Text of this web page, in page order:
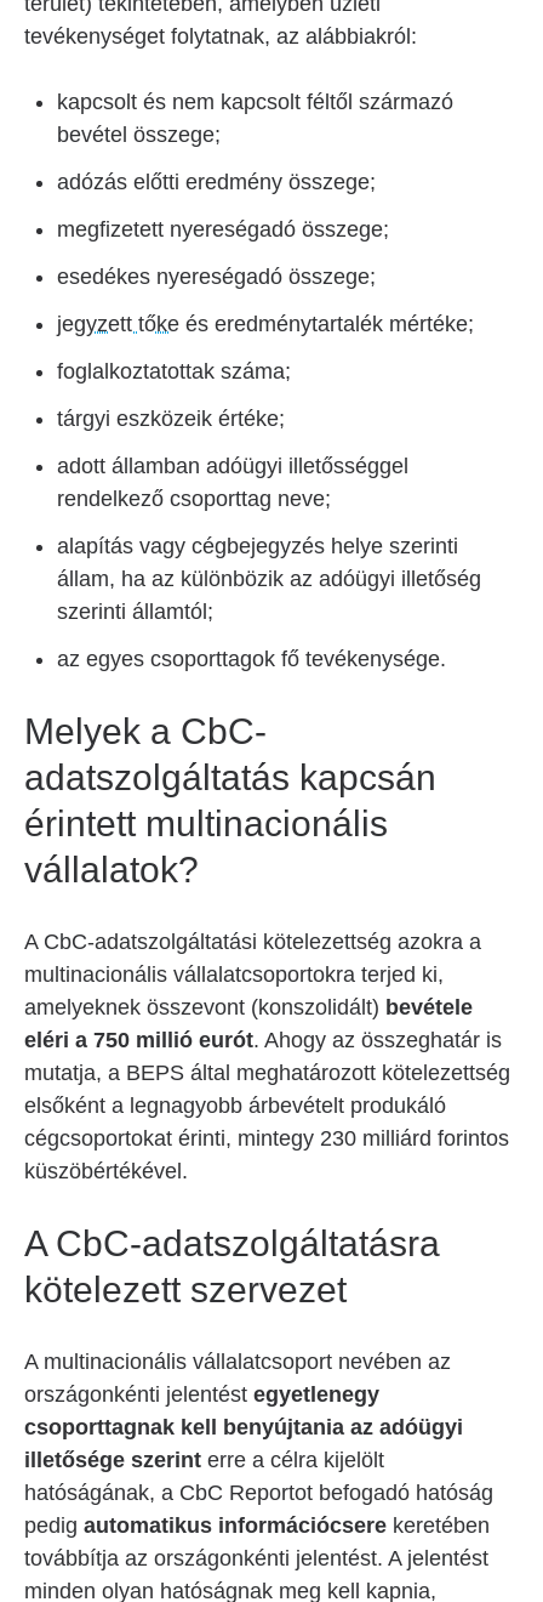
tevékenységet folytatnak, az alábbiakról:
kapcsolt és nem kapcsolt féltől származó
bevétel összege;
adózás előtti eredmény összege;
megfizetett nyereségadó összege;
esedékes nyereségadó összege;
jegyzett tőke és eredménytartalék mértéke;
foglalkoztatottak száma;
tárgyi eszközeik értéke;
adott államban adóügyi illetősséggel
rendelkező csoporttag neve;
alapítás vagy cégbejegyzés helye szerinti
állam, ha az különbözik az adóügyi illetőség
szerinti államtól;
az egyes csoporttagok fő tevékenysége.
Melyek a CbC-
adatszolgáltatás kapcsán
érintett multinacionális
vállalatok?
A CbC-adatszolgáltatási kötelezettség azokra a
multinacionális vállalatcsoportokra terjed ki,
amelyeknek összevont (konszolidált) bevétele
eléri a 750 millió eurót. Ahogy az összeghatár is
mutatja, a BEPS által meghatározott kötelezettség
elsőként a legnagyobb árbevételt produkáló
cégcsoportokat érinti, mintegy 230 milliárd forintos
küszöbértékével.
A CbC-adatszolgáltatásra
kötelezett szervezet
A multinacionális vállalatcsoport nevében az
országonkénti jelentést egyetlenegy
csoporttagnak kell benyújtania az adóügyi
illetősége szerint erre a célra kijelölt
hatóságának, a CbC Reportot befogadó hatóság
pedig automatikus információcsere keretében
továbbítja az országonkénti jelentést. A jelentést
minden olyan hatóságnak meg kell kapnia,